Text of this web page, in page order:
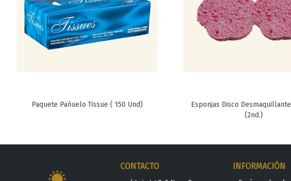
Favorito
Paquete Pañuelo Tissue ( 150 Und) Favorito
Esponjas Disco
(2nd.)
CONTACTO INFORMACIÓN